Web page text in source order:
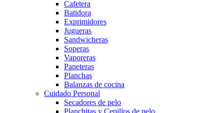
Cafetera
Batidora
Exprimidores
Jugueras
Sandwicheras
Soperas
Vaporeras
Paneteras
Planchas
Balanzas de cocina
Cuidado Personal
Secadores de pelo
Planchitas y Cepillos de pelo